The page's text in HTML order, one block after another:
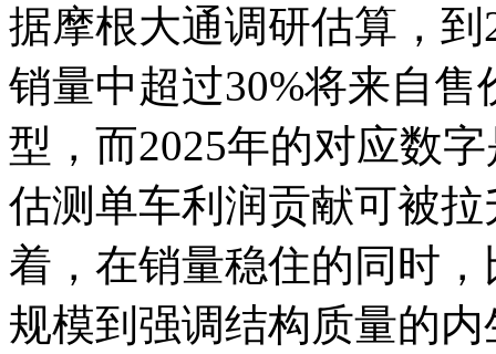
据摩根大通调研估算，
销量中超过30%将来自
型，而2025年的对应数
估测单车利润贡献可被
着，在销量稳住的同时
规模到强调结构质量的